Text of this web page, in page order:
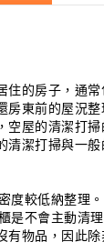
住的房子，通
房東前的屋況
空屋的清潔打
清潔打掃與一
度較低納整理。
是不會主動清
有物品，因此